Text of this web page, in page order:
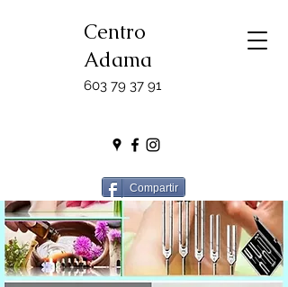
Centro
Adama
603 79 37 91
Compartir